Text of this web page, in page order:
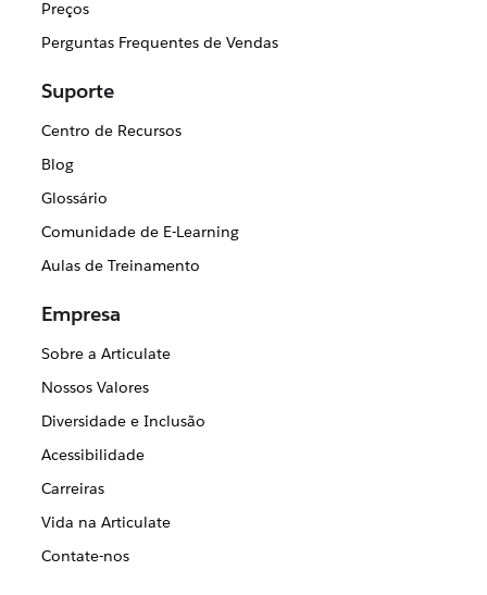
Preços
Perguntas Frequentes de Vendas
Suporte
Centro de Recursos
Blog
Glossário
Comunidade de E-Learning
Aulas de Treinamento
Empresa
Sobre a Articulate
Nossos Valores
Diversidade e Inclusão
Acessibilidade
Carreiras
Vida na Articulate
Contate-nos